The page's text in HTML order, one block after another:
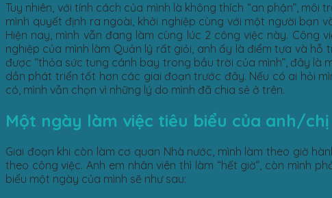
Tuy nhiên, với tính cách của mình là không thích “an phận”,
mình quyết định ra ngoài, khởi nghiệp cùng với một người bạn
Hiện nay, mình vẫn đang làm cùng lúc 2 công việc này.
nghiệp của mình làm Quản lý rất giỏi, anh ấy là điểm tựa và
được “thỏa sức tung cánh bay trong bầu trời của mình”, đây là
dần phát triển tốt hơn các giai đoạn trước đây. Nếu có ai hỏi
có, mình vẫn chọn vì những lý do mình đã chia sẻ ở trên.
Một ngày làm việc tiêu biểu của anh/
Giai đoạn khi còn làm cơ quan Nhà nước, mình làm theo giờ
theo công việc. Anh em nhân viên thì làm “hết giờ”, còn mình
biểu một ngày của mình sẽ như sau: